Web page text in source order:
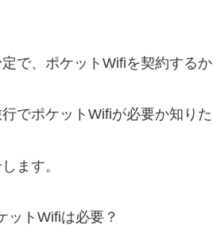
で、ポケットWifiを契約する
でポケットWifiが必要か知り
ます。
ットWifiは必要？